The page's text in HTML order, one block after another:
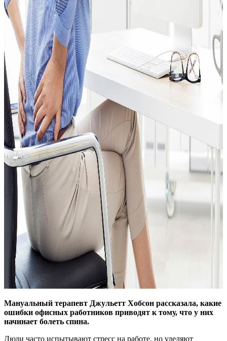
Мануальный терапевт Джульетт Хобсон рассказала, какие
ошибки офисных работников приводят к тому, что у них
начинает болеть спина.
Люди часто испытывают стресс на работе, но уделяют